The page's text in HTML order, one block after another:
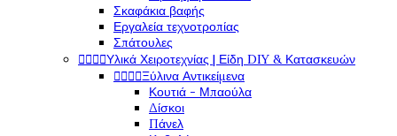
Σκαφάκια βαφής
Εργαλεία τεχνοτροπίας
Σπάτουλες
Υλικά Χειροτεχνίας | Είδη DIY & Κατασκευών
Ξύλινα Αντικείμενα
Κουτιά - Μπαούλα
Δίσκοι
Πάνελ